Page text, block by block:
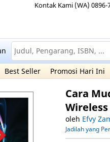
Kontak Kami (WA) 0896-
Best Seller Promosi Hari Ini
Cara
Wireless
oleh Efvy
Jadilah yang